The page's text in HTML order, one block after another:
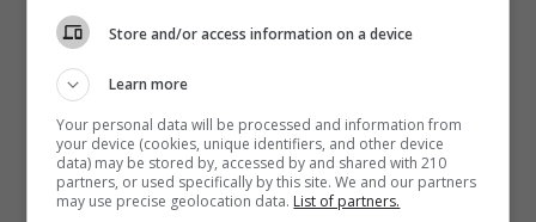
Store and/or access information on a device
Learn more
Your personal data will be processed and information from
your device (cookies, unique identifiers, and other device
data) may be stored by, accessed by and shared with 210
partners, or used specifically by this site. We and our partners
may use precise geolocation data. List of partners.